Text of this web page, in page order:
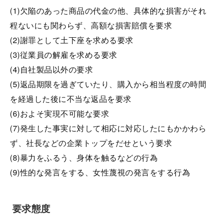
(1)欠陥のあった商品の代金の他、具体的な損害がそれ
程ないにも関わらず、高額な損害賠償を要求
(2)謝罪として土下座を求める要求
(3)従業員の解雇を求める要求
(4)自社製品以外の要求
(5)返品期限を過ぎていたり、購入から相当程度の時間
を経過した後に不当な返品を要求
(6)およそ実現不可能な要求
(7)発生した事実に対して相応に対応したにもかかわら
ず、社長などの企業トップをだせという要求
(8)暴力をふるう、身体を触るなどの行為
(9)性的な発言をする、女性蔑視の発言をする行為
要求態度